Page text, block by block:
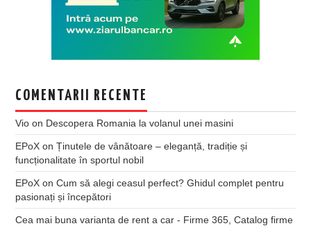
COMENTARII RECENTE
Vio on Descopera Romania la volanul unei masini
EPoX onȚinutele de vânătoare – eleganță, tradiție și
funcționalitate în sportul nobil
EPoX onCum să alegi ceasul perfect? Ghidul complet pentru
pasionați și începători
Cea mai buna varianta de rent a car - Firme 365, Catalog firme